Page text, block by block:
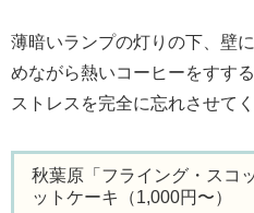
薄暗いランプの灯りの下、壁
めながら熱いコーヒーをすす
ストレスを完全に忘れさせてく
秋葉原「フライング・スコ
ットケーキ（1,000円〜）